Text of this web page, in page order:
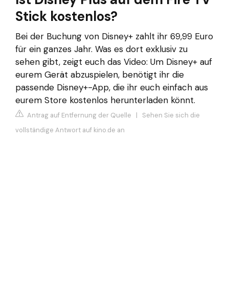
Stick kostenlos?
Bei der Buchung von Disney+ zahlt ihr 69,99 Euro
für ein ganzes Jahr. Was es dort exklusiv zu
sehen gibt, zeigt euch das Video: Um Disney+ auf
eurem Gerät abzuspielen, benötigt ihr die
passende Disney+-App, die ihr euch einfach aus
eurem Store kostenlos herunterladen könnt.
Antrag auf Entfernung der Quelle | Sehen Sie sich die
vollständige Antwort auf kino.de an